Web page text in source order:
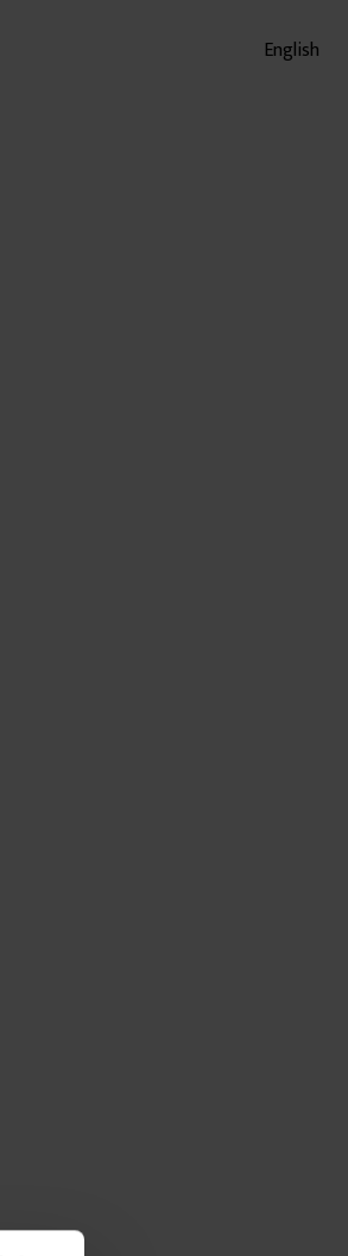
English